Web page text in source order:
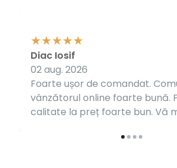
Foarte ușor de comandat.
vânzătorul online foarte bună.
calitate la preț foarte bun. Vă
Diac Iosif
02 aug. 2026